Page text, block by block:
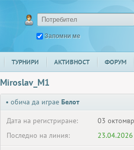
Запомни ме
ТУРНИРИ АКТИВНОСТ ФОРУМ
Miroslav_M1
• обича да играе Белот
Дата на регистриране:
03
Последно на линия:
23.04.2026